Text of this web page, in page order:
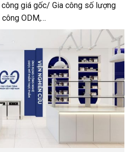
giá gốc/ Gia công số lượng
ODM,…